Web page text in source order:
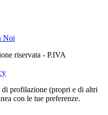
Noi
riservata - P.IVA
profilazione (propri e di altri
con le tue preferenze.